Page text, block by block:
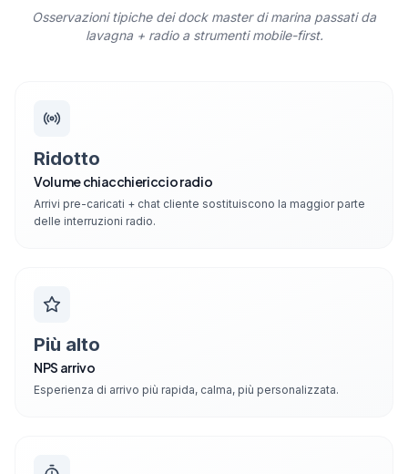
Osservazioni tipiche dei dock master di marina passati da
lavagna + radio a strumenti mobile-first.
Ridotto
Volume chiacchiericcio radio
Arrivi pre-caricati + chat cliente sostituiscono la maggior parte
delle interruzioni radio.
Più alto
NPS arrivo
Esperienza di arrivo più rapida, calma, più personalizzata.